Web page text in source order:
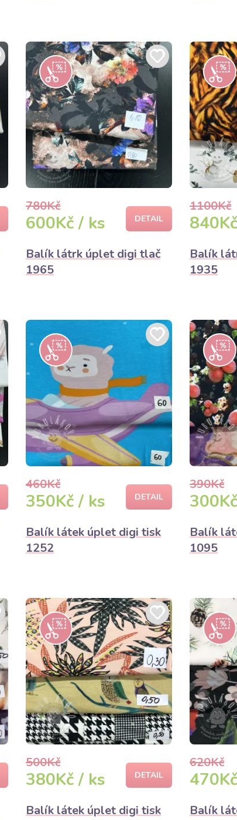
780Kč
600Kč / ks DETAIL
Balík látrk úplet digi tlač
1965
1100Kč
Balík
1935
460Kč
350Kč / ks DETAIL
Balík látek úplet digi tisk
1252
390Kč
Balík
1095
500Kč
380Kč / ks DETAIL
Balík látek úplet digi tisk
620Kč
Balík